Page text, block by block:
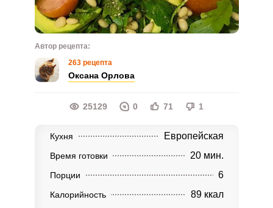
Автор рецепта:
263 рецепта
Оксана Орлова
25129 0 71 1
Кухня Европейская
Время готовки 20 мин.
Порции 6
Калорийность 89 ккал